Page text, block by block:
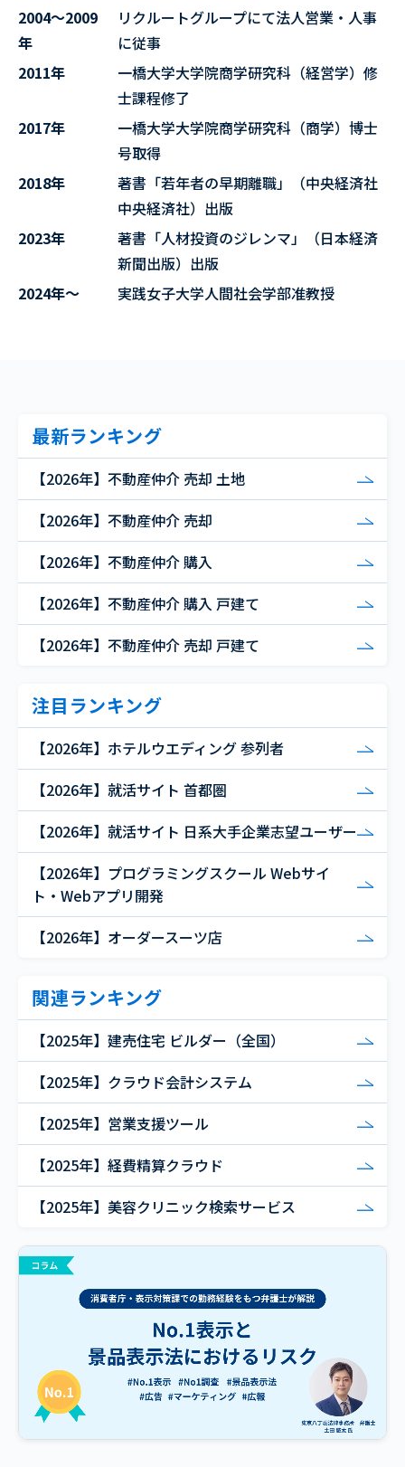
2004～2009
年
リクルートグループにて法人営業・人事
に従事
2011年
一橋大学大学院商学研究科（経営学）修
士課程修了
2017年
一橋大学大学院商学研究科（商学）博士
号取得
2018年
著書「若年者の早期離職」（中央経済社
中央経済社）出版
2023年
著書「人材投資のジレンマ」（日本経済
新聞出版）出版
2024年～
実践女子大学人間社会学部准教授
最新ランキング
【2026年】不動産仲介 売却 土地
【2026年】不動産仲介 売却
【2026年】不動産仲介 購入
【2026年】不動産仲介 購入 戸建て
【2026年】不動産仲介 売却 戸建て
注目ランキング
【2026年】ホテルウエディング 参列者
【2026年】就活サイト 首都圏
【2026年】就活サイト 日系大手企業志望ユーザー
【2026年】プログラミングスクール Webサイ
ト・Webアプリ開発
【2026年】オーダースーツ店
関連ランキング
【2025年】建売住宅 ビルダー（全国）
【2025年】クラウド会計システム
【2025年】営業支援ツール
【2025年】経費精算クラウド
【2025年】美容クリニック検索サービス